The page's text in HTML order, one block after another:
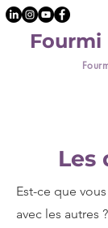
Fourmi
Les
Est-ce que
avec les autres ?